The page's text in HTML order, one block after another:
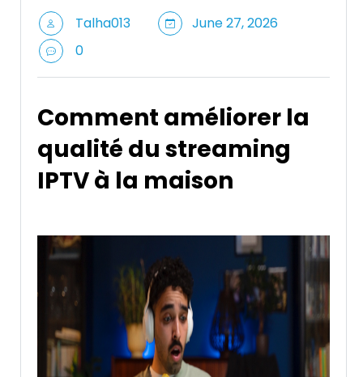
Talha013
June 27, 2026
0
Comment améliorer la
qualité du streaming
IPTV à la maison